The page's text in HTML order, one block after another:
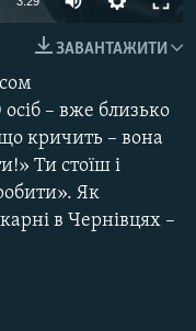
480p
ЗАВАНТАЖИТИ
осіб – вже близько
кричить – вона
Ти стоїш і
Як
в Чернівцях –